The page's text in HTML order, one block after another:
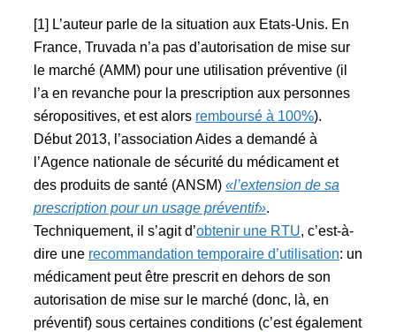
[1] L’auteur parle de la situation aux Etats-Unis. En
France, Truvada n’a pas d’autorisation de mise sur
le marché (AMM) pour une utilisation préventive (il
l’a en revanche pour la prescription aux personnes
séropositives, et est alors remboursé à 100%).
Début 2013, l’association Aides a demandé à
l’Agence nationale de sécurité du médicament et
des produits de santé (ANSM) «l’extension de sa
prescription pour un usage préventif».
Techniquement, il s’agit d’obtenir une RTU, c’est-à-
dire une recommandation temporaire d’utilisation: un
médicament peut être prescrit en dehors de son
autorisation de mise sur le marché (donc, là, en
préventif) sous certaines conditions (c’est également